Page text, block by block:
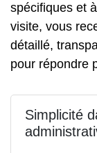
spécifiques et
visite, vous
détaillé,
pour répondre
Simplicité